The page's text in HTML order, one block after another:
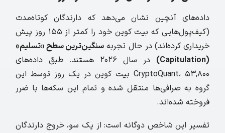
داده‌های آنچین نشان می‌دهد که دارندگان کوتاه‌مدت
(کیف‌پول‌هایی که بیت‌ کوین خود را کمتر از ۱۵۵ روز پیش
خریداری کرده‌اند) در حال تجربه سنگین‌ترین سطح «تسلیم»
(
Capitulation)
در سال ۲۰۲۶ هستند. طبق داده‌های
CryptoQuant، ۵۳,۸۰۰ بیت‌ کوین در یک روز توسط این
گروه به صرافی‌ها منتقل شده و تمام این سکه‌ها با ضرر
فروخته شده‌اند.
تفسیر این شاخص دوگانه است: از یک سو، خروج دارندگان